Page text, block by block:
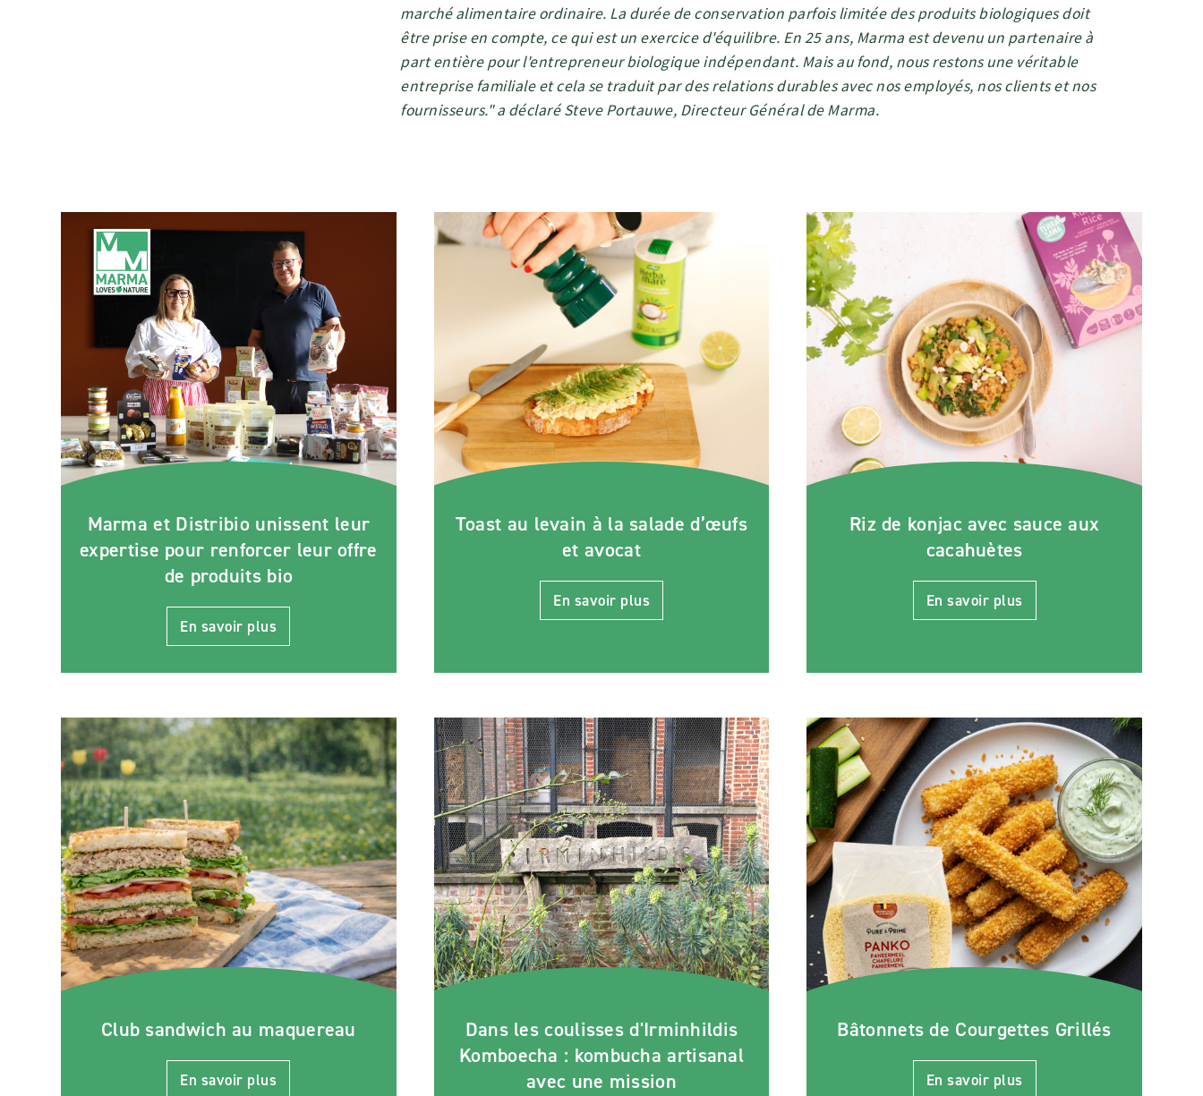
marché alimentaire ordinaire. La durée de conservation parfois limitée des produits biologiques doit
être prise en compte, ce qui est un exercice d'équilibre. En 25 ans, Marma est devenu un partenaire à
part entière pour l'entrepreneur biologique indépendant. Mais au fond, nous restons une véritable
entreprise familiale et cela se traduit par des relations durables avec nos employés, nos clients et nos
fournisseurs." a déclaré Steve Portauwe, Directeur Général de Marma.
Marma et Distribio unissent leur
expertise pour renforcer leur offre
de produits bio
En savoir plus
Toast au levain à la salade d’œufs
et avocat
En savoir plus
Riz de konjac avec sauce aux
cacahuètes
En savoir plus
Club sandwich au maquereau
En savoir plus
Dans les coulisses d'Irminhildis
Komboecha : kombucha artisanal
avec une mission
Bâtonnets de Courgettes Grillés
En savoir plus